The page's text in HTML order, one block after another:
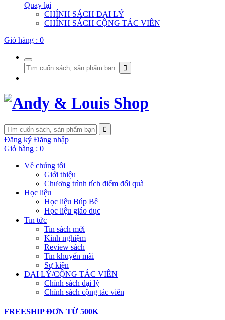
Quay lại
CHÍNH SÁCH ĐẠI LÝ
CHÍNH SÁCH CỘNG TÁC VIÊN
Giỏ hàng : 0
Đăng ký Đăng nhập
Giỏ hàng : 0
Về chúng tôi
Giới thiệu
Chương trình tích điểm đổi quà
Học liệu
Học liệu Búp Bê
Học liệu giáo dục
Tin tức
Tin sách mới
Kinh nghiệm
Review sách
Tin khuyến mãi
Sự kiện
ĐẠI LÝ/CỘNG TÁC VIÊN
Chính sách đại lý
Chính sách cộng tác viên
FREESHIP ĐƠN TỪ 500K